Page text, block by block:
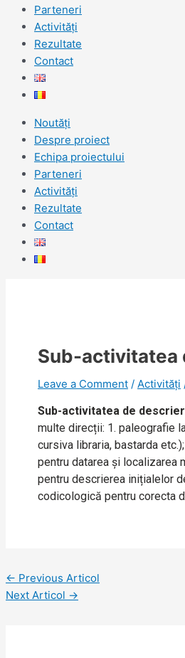
Parteneri
Activități
Rezultate
Contact
Noutăți
Despre proiect
Echipa proiectului
Parteneri
Activități
Rezultate
Contact
Sub-activitatea
Leave a Comment / Activități
Sub-activitatea de
multe direcții: 1. paleografie
cursiva libraria, bastarda
pentru datarea și localizarea
pentru descrierea inițialelor
codicologică pentru corecta
← Previous Articol
Next Articol →